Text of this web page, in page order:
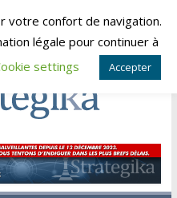
2026
votre confort de navigation.
légale pour continuer à
settings Accepter